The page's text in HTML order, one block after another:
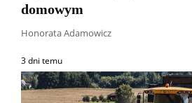
domowym
Honorata Adamowicz
3 dni temu